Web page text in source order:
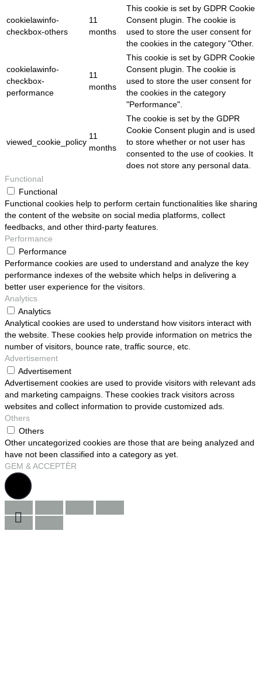
cookielawinfo-
checkbox-others
11
months
This cookie is set by GDPR Cookie
Consent plugin. The cookie is
used to store the user consent for
the cookies in the category "Other.
cookielawinfo-
checkbox-
performance
11
months
This cookie is set by GDPR Cookie
Consent plugin. The cookie is
used to store the user consent for
the cookies in the category
"Performance".
viewed_cookie_policy
11
months
The cookie is set by the GDPR
Cookie Consent plugin and is used
to store whether or not user has
consented to the use of cookies. It
does not store any personal data.
Functional
Functional
Functional cookies help to perform certain functionalities like sharing
the content of the website on social media platforms, collect
feedbacks, and other third-party features.
Performance
Performance
Performance cookies are used to understand and analyze the key
performance indexes of the website which helps in delivering a
better user experience for the visitors.
Analytics
Analytics
Analytical cookies are used to understand how visitors interact with
the website. These cookies help provide information on metrics the
number of visitors, bounce rate, traffic source, etc.
Advertisement
Advertisement
Advertisement cookies are used to provide visitors with relevant ads
and marketing campaigns. These cookies track visitors across
websites and collect information to provide customized ads.
Others
Others
Other uncategorized cookies are those that are being analyzed and
have not been classified into a category as yet.
GEM & ACCEPTÈR